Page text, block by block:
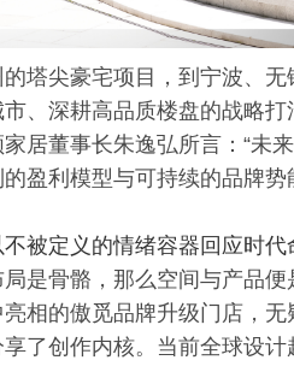
的塔尖豪宅项目，到宁波、
、深耕高品质楼盘的战略
居董事长朱逸弘所言：“未
盈利模型与可持续的品牌势
被定义的情绪容器回应时代
是骨骼，那么空间与产品便
相的傲觅品牌升级门店，
了创作内核。当前全球设